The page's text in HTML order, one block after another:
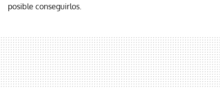
posible conseguirlos.